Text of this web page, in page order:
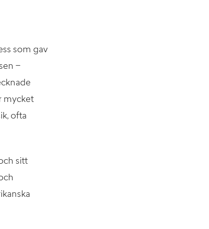
som gav
−
mycket
ofta
sitt